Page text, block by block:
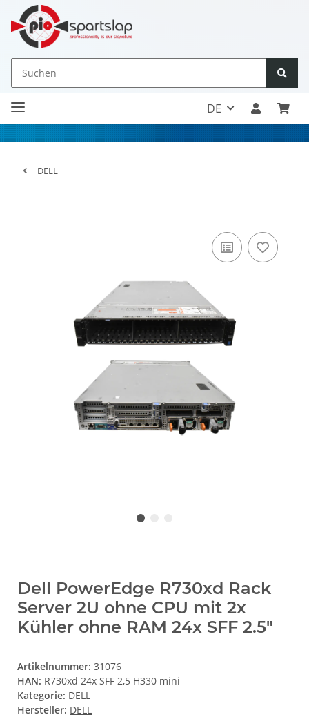
DE
DELL
Dell PowerEdge R730xd Rack
Server 2U ohne CPU mit 2x
Kühler ohne RAM 24x SFF 2.5"
Artikelnummer: 31076
HAN: R730xd 24x SFF 2,5 H330 mini
Kategorie: DELL
Hersteller: DELL